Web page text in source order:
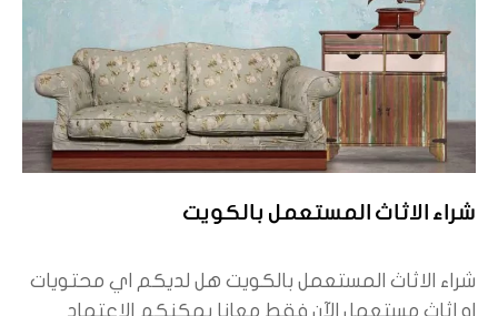
شراء الاثاث المستعمل بالكويت
شراء الاثاث المستعمل بالكويت هل لديكم اي محتويات
او اثاث مستعمل الآن فقط معانا يمكنكم الاعتماد